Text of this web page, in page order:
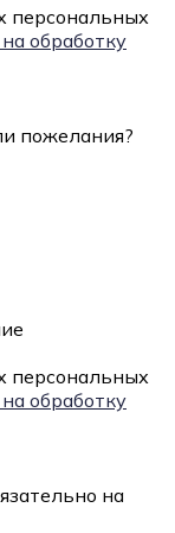
персональных
обработку
пожелания?
персональных
обработку
на